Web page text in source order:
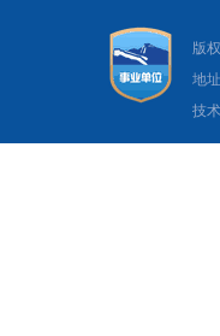
版
地
技